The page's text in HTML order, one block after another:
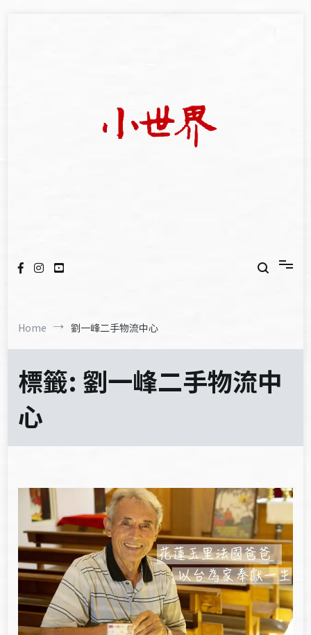
Home 劉一峰二手物流中心
標籤: 劉一峰二手物流中
心